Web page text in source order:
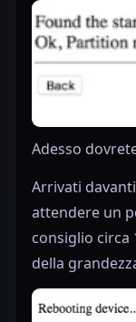
Adesso
Arrivati
attendere un
consiglio circa
della